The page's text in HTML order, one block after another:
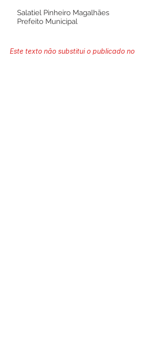
Salatiel Pinheiro Magalhães
Prefeito Municipal
Este texto não substitui o publicado no